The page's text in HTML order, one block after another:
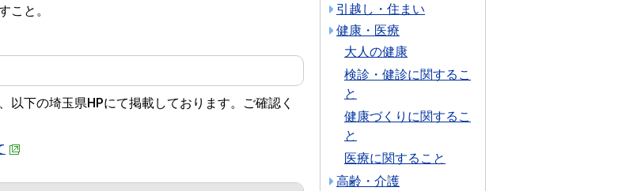
こと。
下の埼玉県HPにて掲載しております。ご確認く
引越し・住まい
健康・医療
大人の健康
検診・健診に関するこ
と
健康づくりに関するこ
と
医療に関すること
高齢・介護